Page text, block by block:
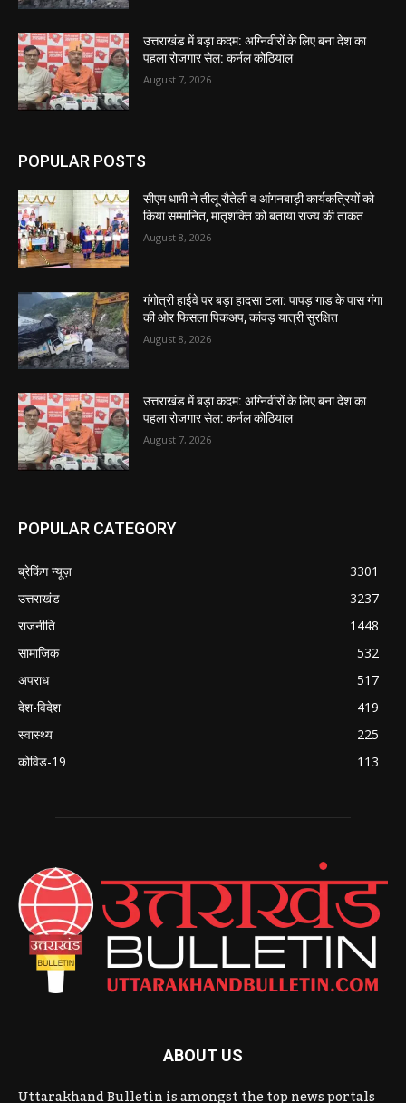
उत्तराखंड में बड़ा कदम: अग्निवीरों के लिए बना देश का
पहला रोजगार सेल: कर्नल कोठियाल
August 7, 2026
POPULAR POSTS
सीएम धामी ने तीलू रौतेली व आंगनबाड़ी कार्यकत्रियों को
किया सम्मानित, मातृशक्ति को बताया राज्य की ताकत
August 8, 2026
गंगोत्री हाईवे पर बड़ा हादसा टला: पापड़ गाड के पास गंगा
की ओर फिसला पिकअप, कांवड़ यात्री सुरक्षित
August 8, 2026
उत्तराखंड में बड़ा कदम: अग्निवीरों के लिए बना देश का
पहला रोजगार सेल: कर्नल कोठियाल
August 7, 2026
POPULAR CATEGORY
ब्रेकिंग न्यूज़
3301
उत्तराखंड
3237
राजनीति
1448
सामाजिक
532
अपराध
517
देश-विदेश
419
स्वास्थ्य
225
कोविड-19
113
ABOUT US
Uttarakhand Bulletin is amongst the top news portals